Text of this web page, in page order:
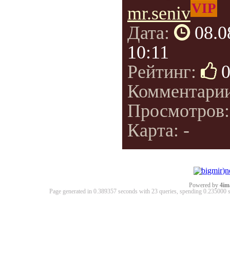
mr.senivVIP
Дата:
10:11
Рейтинг:
0
Карта: -
Powered by
Page generated in 0.389357 seconds with 23 queries, spending